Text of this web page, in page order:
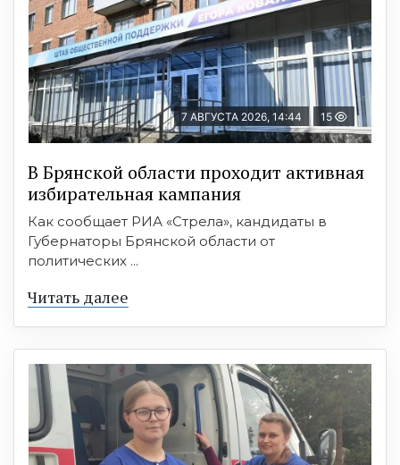
7 АВГУСТА 2026, 14:44 15
В Брянской области проходит активная
избирательная кампания
Как сообщает РИА «Стрела», кандидаты в
Губернаторы Брянской области от
политических ...
Читать далее